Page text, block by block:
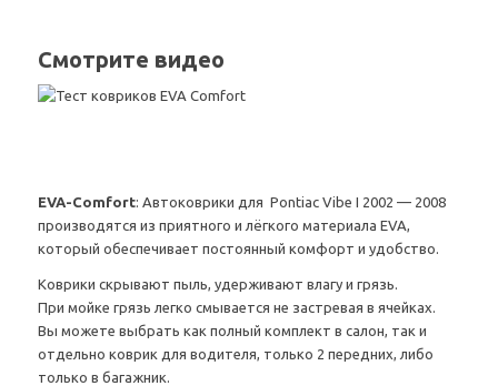
Смотрите видео
EVA-Comfort: Автоковрики для Pontiac Vibe I 2002 — 2008
производятся из приятного и лёгкого материала EVA,
который обеспечивает постоянный комфорт и удобство.
Коврики скрывают пыль, удерживают влагу и грязь.
При мойке грязь легко смывается не застревая в ячейках.
Вы можете выбрать как полный комплект в салон, так и
отдельно коврик для водителя, только 2 передних, либо
только в багажник.